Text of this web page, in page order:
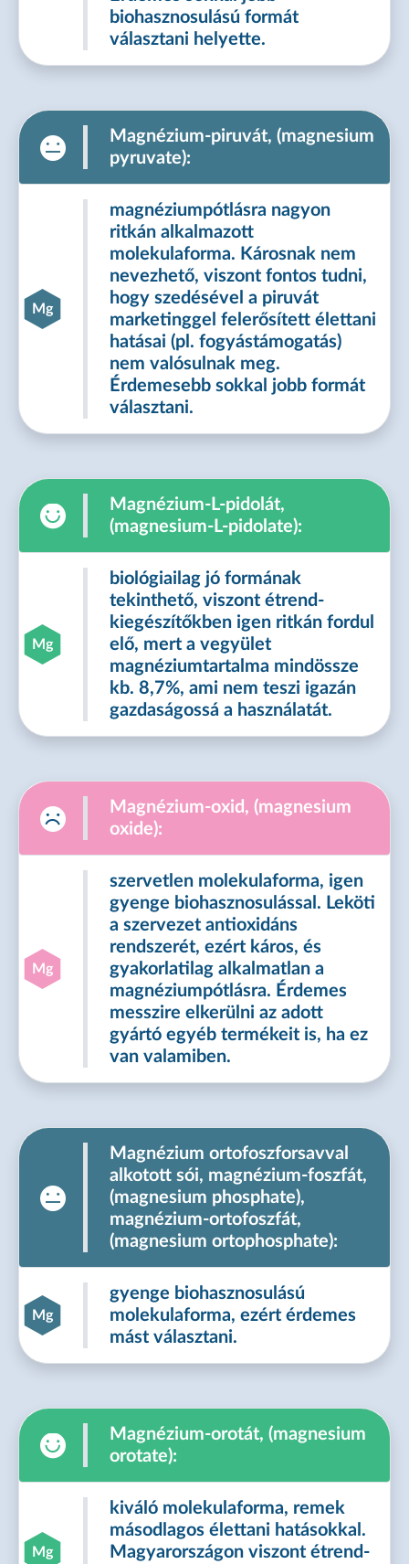
biohasznosulású formát
választani helyette.
Magnézium-piruvát, (magnesium
pyruvate):
Mg
magnéziumpótlásra nagyon
ritkán alkalmazott
molekulaforma. Károsnak nem
nevezhető, viszont fontos tudni,
hogy szedésével a piruvát
marketinggel felerősített élettani
hatásai (pl. fogyástámogatás)
nem valósulnak meg.
Érdemesebb sokkal jobb formát
választani.
Magnézium-L-pidolát,
(magnesium-L-pidolate):
Mg
biológiailag jó formának
tekinthető, viszont étrend-
kiegészítőkben igen ritkán fordul
elő, mert a vegyület
magnéziumtartalma mindössze
kb. 8,7%, ami nem teszi igazán
gazdaságossá a használatát.
Magnézium-oxid, (magnesium
oxide):
Mg
szervetlen molekulaforma, igen
gyenge biohasznosulással. Leköti
a szervezet antioxidáns
rendszerét, ezért káros, és
gyakorlatilag alkalmatlan a
magnéziumpótlásra. Érdemes
messzire elkerülni az adott
gyártó egyéb termékeit is, ha ez
van valamiben.
Magnézium ortofoszforsavval
alkotott sói, magnézium-foszfát,
(magnesium phosphate),
magnézium-ortofoszfát,
(magnesium ortophosphate):
Mg
gyenge biohasznosulású
molekulaforma, ezért érdemes
mást választani.
Magnézium-orotát, (magnesium
orotate):
Mg
kiváló molekulaforma, remek
másodlagos élettani hatásokkal.
Magyarországon viszont étrend-